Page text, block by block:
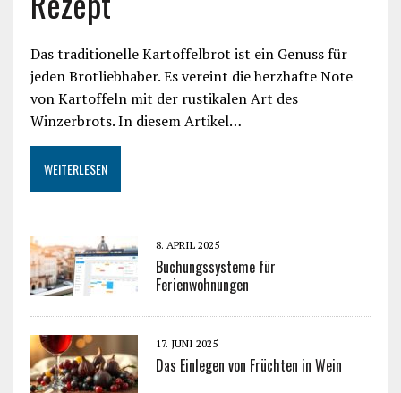
Das traditionelle Kartoffelbrot ist ein Genuss für
jeden Brotliebhaber. Es vereint die herzhafte Note
von Kartoffeln mit der rustikalen Art des
Winzerbrots. In diesem Artikel…
WEITERLESEN
8. APRIL 2025
Buchungssysteme für
Ferienwohnungen
17. JUNI 2025
Das Einlegen von Früchten in Wein